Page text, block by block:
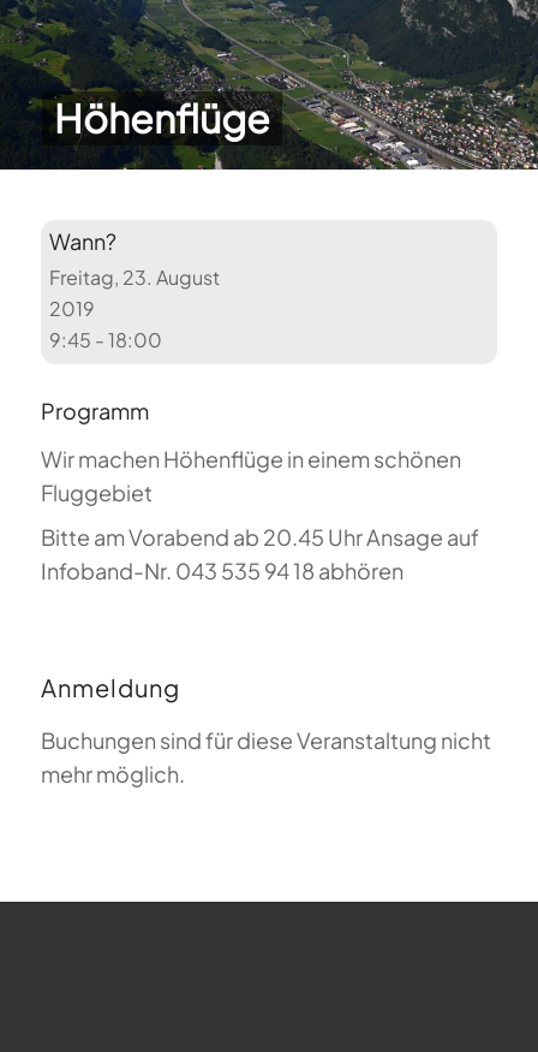
Höhenflüge
Wann?
Freitag, 23. August
2019
9:45 - 18:00
Programm
Wir machen Höhenflüge in einem schönen
Fluggebiet
Bitte am Vorabend ab 20.45 Uhr Ansage auf
Infoband-Nr. 043 535 94 18 abhören
Anmeldung
Buchungen sind für diese Veranstaltung nicht
mehr möglich.